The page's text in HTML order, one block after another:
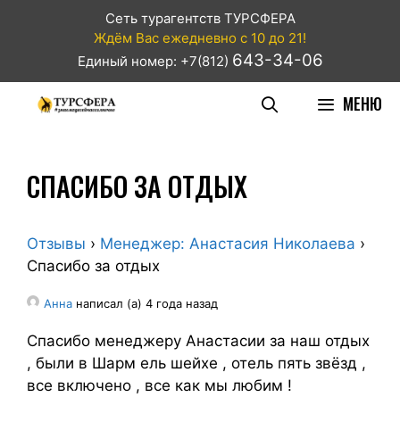
Сеть турагентств ТУРСФЕРА
Ждём Вас ежедневно с 10 до 21!
Единый номер: +7(812) 643-34-06
МЕНЮ
СПАСИБО ЗА ОТДЫХ
Отзывы › Менеджер: Анастасия Николаева ›
Спасибо за отдых
Анна написал (а) 4 года назад
Спасибо менеджеру Анастасии за наш отдых
, были в Шарм ель шейхе , отель пять звёзд ,
все включено , все как мы любим !